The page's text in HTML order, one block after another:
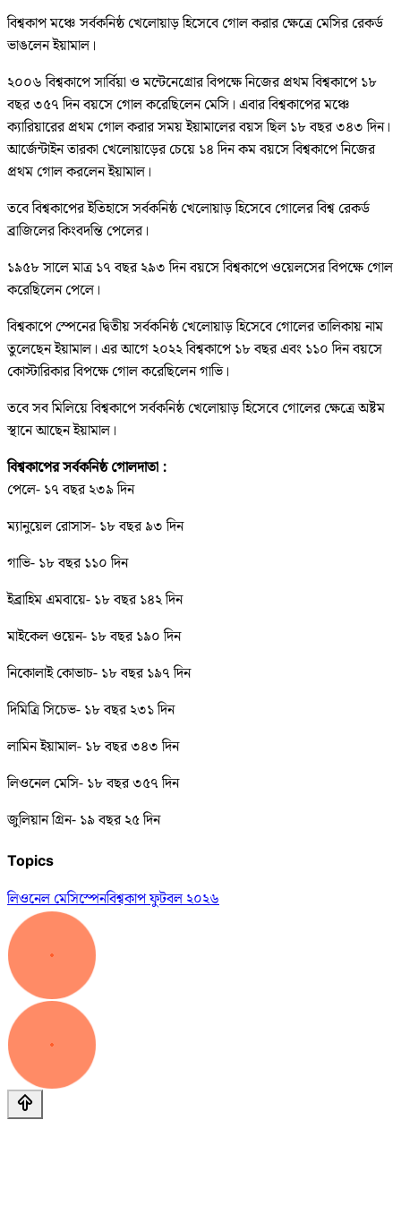
বিশ্বকাপ মঞ্চে সর্বকনিষ্ঠ খেলোয়াড় হিসেবে গোল করার ক্ষেত্রে মেসির রেকর্ড
ভাঙলেন ইয়ামাল।
২০০৬ বিশ্বকাপে সার্বিয়া ও মন্টেনেগ্রোর বিপক্ষে নিজের প্রথম বিশ্বকাপে ১৮
বছর ৩৫৭ দিন বয়সে গোল করেছিলেন মেসি। এবার বিশ্বকাপের মঞ্চে
ক্যারিয়ারের প্রথম গোল করার সময় ইয়ামালের বয়স ছিল ১৮ বছর ৩৪৩ দিন।
আর্জেন্টাইন তারকা খেলোয়াড়ের চেয়ে ১৪ দিন কম বয়সে বিশ্বকাপে নিজের
প্রথম গোল করলেন ইয়ামাল।
তবে বিশ্বকাপের ইতিহাসে সর্বকনিষ্ঠ খেলোয়াড় হিসেবে গোলের বিশ্ব রেকর্ড
ব্রাজিলের কিংবদন্তি পেলের।
১৯৫৮ সালে মাত্র ১৭ বছর ২৯৩ দিন বয়সে বিশ্বকাপে ওয়েলসের বিপক্ষে গোল
করেছিলেন পেলে।
বিশ্বকাপে স্পেনের দ্বিতীয় সর্বকনিষ্ঠ খেলোয়াড় হিসেবে গোলের তালিকায় নাম
তুলেছেন ইয়ামাল। এর আগে ২০২২ বিশ্বকাপে ১৮ বছর এবং ১১০ দিন বয়সে
কোস্টারিকার বিপক্ষে গোল করেছিলেন গাভি।
তবে সব মিলিয়ে বিশ্বকাপে সর্বকনিষ্ঠ খেলোয়াড় হিসেবে গোলের ক্ষেত্রে অষ্টম
স্থানে আছেন ইয়ামাল।
বিশ্বকাপের সর্বকনিষ্ঠ গোলদাতা :
পেলে- ১৭ বছর ২৩৯ দিন
ম্যানুয়েল রোসাস- ১৮ বছর ৯৩ দিন
গাভি- ১৮ বছর ১১০ দিন
ইব্রাহিম এমবায়ে- ১৮ বছর ১৪২ দিন
মাইকেল ওয়েন- ১৮ বছর ১৯০ দিন
নিকোলাই কোভাচ- ১৮ বছর ১৯৭ দিন
দিমিত্রি সিচেভ- ১৮ বছর ২৩১ দিন
লামিন ইয়ামাল- ১৮ বছর ৩৪৩ দিন
লিওনেল মেসি- ১৮ বছর ৩৫৭ দিন
জুলিয়ান গ্রিন- ১৯ বছর ২৫ দিন
Topics
লিওনেল মেসিস্পেনবিশ্বকাপ ফুটবল ২০২৬